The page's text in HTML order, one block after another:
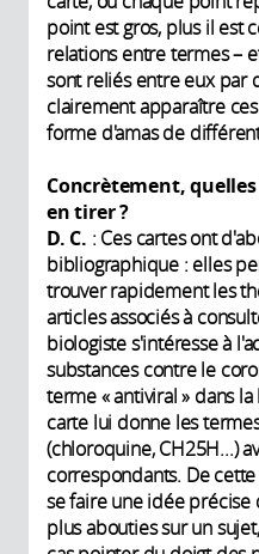
point est gros, plus il est
relations entre termes –
sont reliés entre eux par
clairement apparaître
forme d'amas de
Concrètement,
en tirer ?
D. C. : Ces cartes ont
bibliographique : elles
trouver rapidement les
articles associés à
biologiste s'intéresse à
substances contre le
terme « antiviral » dans
carte lui donne les
(chloroquine, CH25H...)
correspondants. De
se faire une idée précise
plus abouties sur un